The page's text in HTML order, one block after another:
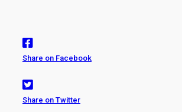
Share on Facebook
Share on Twitter